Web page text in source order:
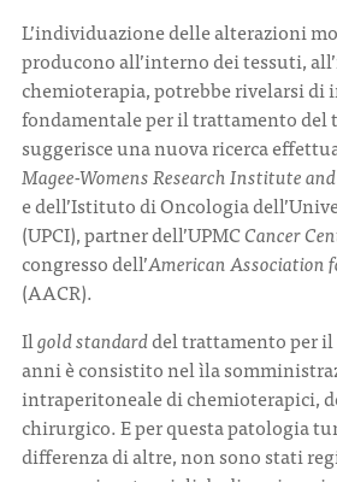
L’individuazione delle alterazioni
producono all’interno dei tessuti,
chemioterapia, potrebbe rivelarsi di
fondamentale per il trattamento del
suggerisce una nuova ricerca
Magee-Womens Research Institute
e dell’Istituto di Oncologia
(UPCI), partner dell’UPMCCancer
congresso dell’American Association
(AACR).
Ilgold standarddel trattamento per il
anni è consistito nel ìla
intraperitoneale di chemioterapici,
chirurgico. E per questa patologia
differenza di altre, non sono stati